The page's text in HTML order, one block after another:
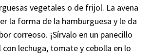
vegetales o de frijol. La avena
la forma de la hamburguesa y le da
correoso. ¡Sírvalo en un panecillo
lechuga, tomate y cebolla en lo